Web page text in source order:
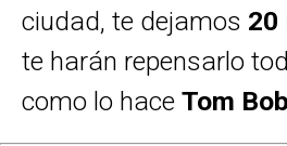
ciudad, te dejamos 20
te harán repensarlo
como lo hace Tom Bob